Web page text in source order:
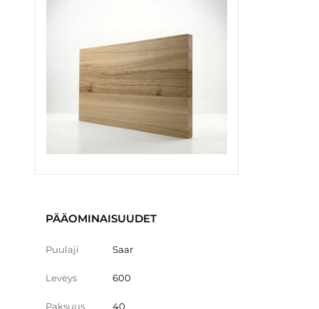
PÄÄOMINAISUUDET
Puulaji Saar
Leveys 600
Paksuus 40